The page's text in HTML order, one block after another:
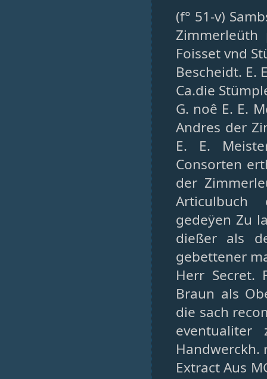
(f° 51-v)
Zimmerleüth
Foisset vnd
Bescheidt. E.
Ca.die
G. noê E. E.
Andres der
E. E.
Consorten
der
Articulbuch
gedeÿen Zu
dießer als
gebettener
Herr Secret.
Braun als
die sach
Handwerckh.
Extract Aus